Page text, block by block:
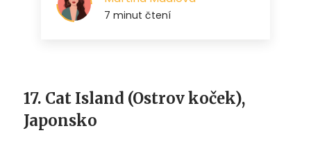
17. Cat Island (Ostrov koček),
Japonsko